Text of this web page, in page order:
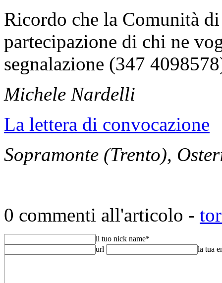
Ricordo che la Comunità
partecipazione di chi ne
segnalazione (347
Michele Nardelli
La lettera di convocazione
Sopramonte (Trento),
0 commenti all'articolo -
il tuo nick name*
url
la tua